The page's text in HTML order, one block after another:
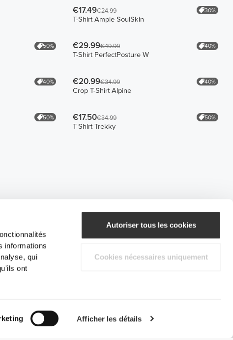
informations
qui
ont
Afficher les détails
Autoriser tous les cookies
Cookies nécessaires uniquement
€17.49€24.99 30%
T-Shirt Ample SoulSkin
50% €29.99€49.99 40%
T-Shirt PerfectPosture W
40% €20.99€34.99 40%
Crop T-Shirt Alpine
50% €17.50€34.99 50%
T-Shirt Trekky